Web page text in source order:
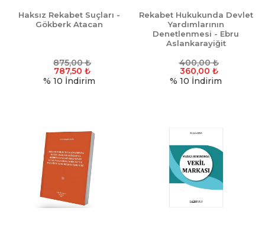
Haksız Rekabet Suçları -
Gökberk Atacan
875,00₺
787,50 ₺
% 10 İndirim
Rekabet Hukukunda Devlet
Yardımlarının
Denetlenmesi - Ebru
Aslankarayiğit
400,00₺
360,00 ₺
% 10 İndirim